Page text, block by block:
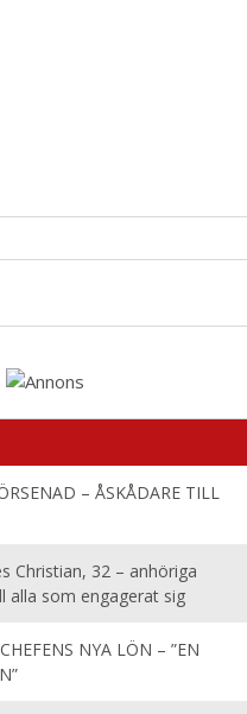
– ÅSKÅDARE TILL
Christian, 32 – anhöriga
alla som engagerat sig
NYA LÖN – ”EN